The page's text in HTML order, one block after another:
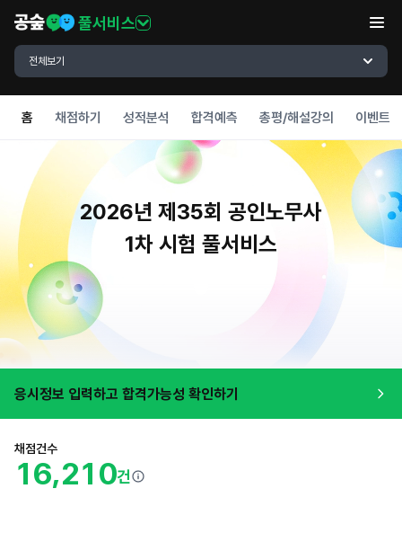
풀서비스
전체보기
홈 채점하기 성적분석 합격예측 총평/해설강의 이벤트
2026년 제35회 공인노무사
1차 시험 풀서비스
응시정보 입력하고 합격가능성 확인하기
채점건수
16,21 0건